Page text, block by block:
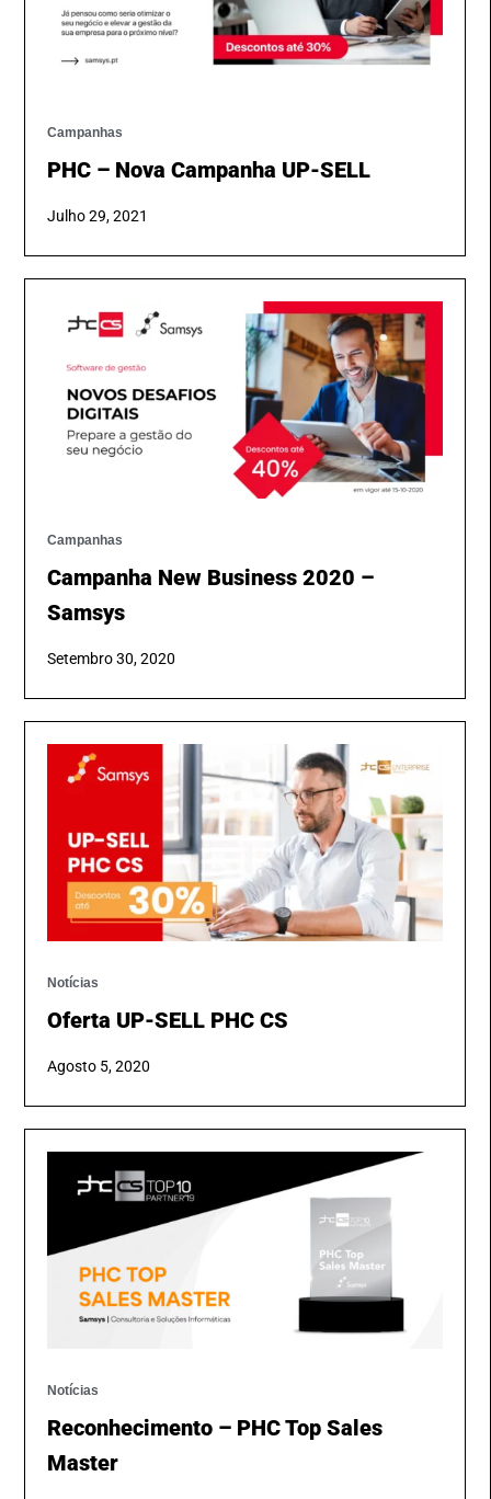
Campanhas
PHC – Nova Campanha UP-SELL
Julho 29, 2021
Campanhas
Campanha New Business 2020 –
Samsys
Setembro 30, 2020
Notícias
Oferta UP-SELL PHC CS
Agosto 5, 2020
Notícias
Reconhecimento – PHC Top Sales
Master